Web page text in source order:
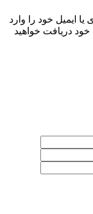
ایمیل خود را وارد
دریافت خواهید